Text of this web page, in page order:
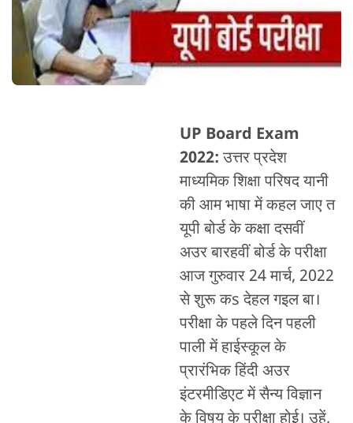
UP Board Exam
2022:उत्तर प्रदेश
माध्यमिक शिक्षा परिषद यानी
की आम भाषा में कहल जाए त
यूपी बोर्ड के कक्षा दसवीं
अउर बारहवीं बोर्ड के परीक्षा
आज गुरुवार 24 मार्च, 2022
से शुरू कs देहल गइल बा।
परीक्षा के पहले दिन पहली
पाली में हाईस्कूल के
प्रारंभिक हिंदी अउर
इंटरमीडिएट में सैन्य विज्ञान
के विषय के परीक्षा होई। उहें,